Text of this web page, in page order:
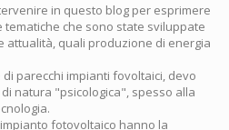
in questo blog per esprimere
che sono state sviluppate
attualità, quali produzione di energia
parecchi impianti fovoltaici, devo
natura "psicologica", spesso alla
fotovoltaico hanno la